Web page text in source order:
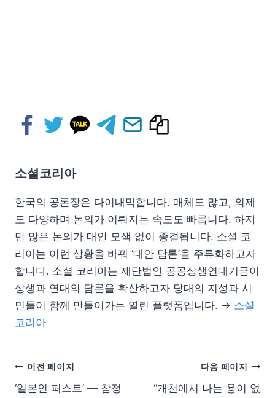
소셜코리아
한국의 공론장은 다이내믹합니다. 매체도 많고, 의제
도 다양하며 논의가 이뤄지는 속도도 빠릅니다. 하지
만 많은 논의가 대안 모색 없이 종결됩니다. 소셜 코
리아는 이런 상황을 바꿔 ‘대안 담론’을 주류화하고자
합니다. 소셜 코리아는 재단법인 공공상생연대기금이
상생과 연대의 담론을 확산하고자 당대의 지성과 시
민들이 함께 만들어가는 열린 플랫폼입니다. → 소셜
코리아
이전 페이지
‘일본인 퍼스트’ — 참정
다음 페이지
“개천에서 나는 용이 없